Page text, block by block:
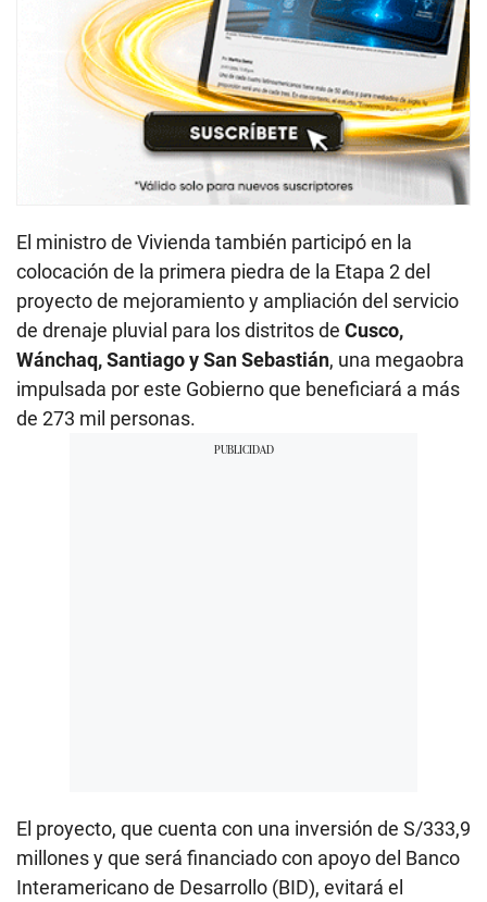
El ministro de Vivienda también participó en la
colocación de la primera piedra de la Etapa 2 del
proyecto de mejoramiento y ampliación del servicio
de drenaje pluvial para los distritos de Cusco,
Wánchaq, Santiago y San Sebastián, una megaobra
impulsada por este Gobierno que beneficiará a más
de 273 mil personas.
El proyecto, que cuenta con una inversión de S/333,9
millones y que será financiado con apoyo del Banco
Interamericano de Desarrollo (BID), evitará el